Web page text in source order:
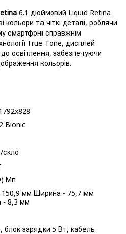
6.1-дюймовий Liquid Retina
кольори та чіткі деталі, роблячи
смартфоні справжнім
True Tone, дисплей
освітлення, забезпечуючи
кольорів.
Bionic
скло
Мп
150,9 мм Ширина - 75,7 мм
- 8,3 мм
блок зарядки 5 Вт, кабель